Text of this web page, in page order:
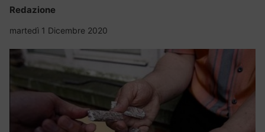
Redazione
martedì 1 Dicembre 2020